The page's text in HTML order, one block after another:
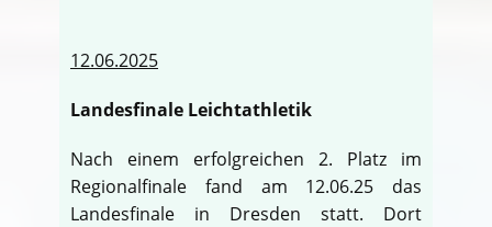
12.06.2025
Landesfinale Leichtathletik
Nach einem erfolgreichen 2. Platz im
Regionalfinale fand am 12.06.25 das
Landesfinale in Dresden statt. Dort